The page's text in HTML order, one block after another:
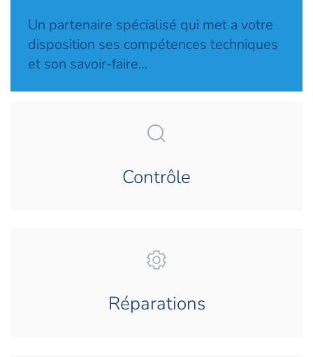
Un partenaire spécialisé qui met a votre
disposition ses compétences techniques
et son savoir-faire…
Contrôle
Réparations